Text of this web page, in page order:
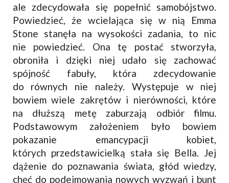
ale zdecydowała się popełnić samobójstwo.
Powiedzieć, że wcielająca się w nią Emma
Stone stanęła na wysokości zadania, to nic
nie powiedzieć. Ona tę postać stworzyła,
obroniła i dzięki niej udało się zachować
spójność fabuły, która zdecydowanie
do równych nie należy. Występuje w niej
bowiem wiele zakrętów i nierówności, które
na dłuższą metę zaburzają odbiór filmu.
Podstawowym założeniem było bowiem
pokazanie emancypacji kobiet,
których przedstawicielką stała się Bella. Jej
dążenie do poznawania świata, głód wiedzy,
chęć do podejmowania nowych wyzwań i bunt